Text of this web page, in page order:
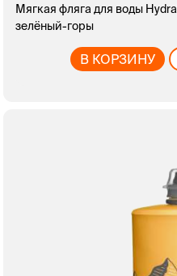
Мягкая фляга для воды
зелёный-горы
В КОРЗИНУ